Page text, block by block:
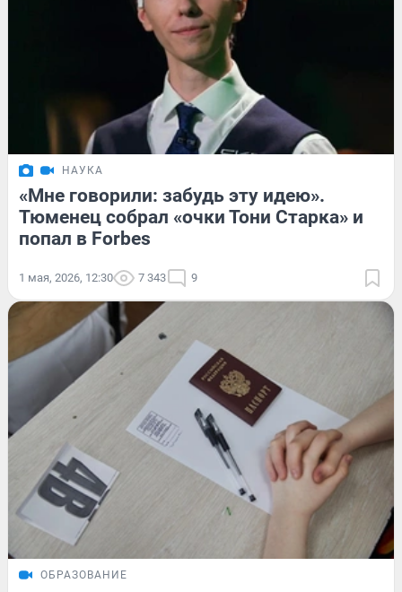
НАУКА
«Мне говорили: забудь эту идею».
Тюменец собрал «очки Тони Старка» и
попал в Forbes
1 мая, 2026, 12:30 7 343 9
ОБРАЗОВАНИЕ